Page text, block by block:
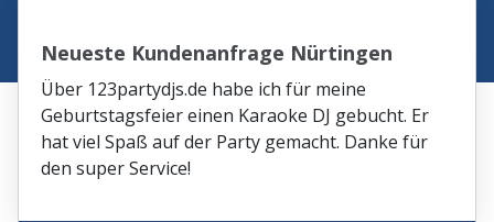
Neueste Kundenanfrage Nürtingen
Über 123partydjs.de habe ich für meine
Geburtstagsfeier einen Karaoke DJ gebucht. Er
hat viel Spaß auf der Party gemacht. Danke für
den super Service!